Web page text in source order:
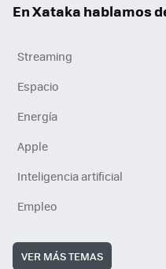
En Xataka hablamos
Streaming
Espacio
Energía
Apple
Inteligencia artificial
Empleo
VER MÁS TEMAS